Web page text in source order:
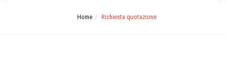
Home Richiesta quotazione